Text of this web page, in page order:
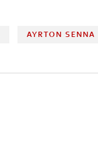
AYRTON SENNA